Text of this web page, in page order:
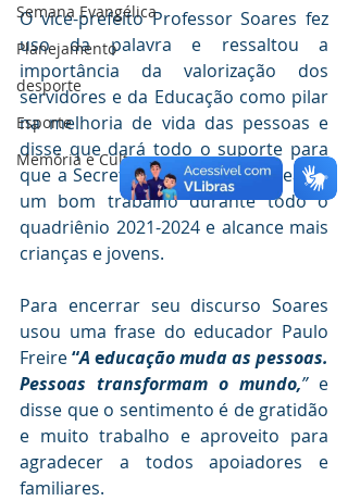
Semana Evangélica
Planejamento
desporte
Esporte
Memória e Cultura
O vice-prefeito Professor Soares fez
uso da palavra e ressaltou a
importância da valorização dos
servidores e da Educação como pilar
na melhoria de vida das pessoas e
disse que dará todo o suporte para
que a Secretaria de Educação realize
um bom trabalho durante todo o
quadriênio 2021-2024 e alcance mais
crianças e jovens.
Para encerrar seu discurso Soares
usou uma frase do educador Paulo
Freire “A educação muda as pessoas.
Pessoas transformam o mundo,” e
disse que o sentimento é de gratidão
e muito trabalho e aproveito para
agradecer a todos apoiadores e
familiares.